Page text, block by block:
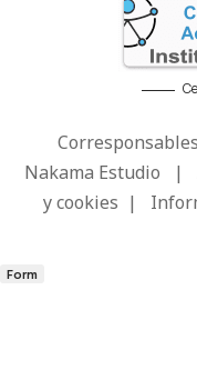
Nakama Estudio |
y cookies |
Form